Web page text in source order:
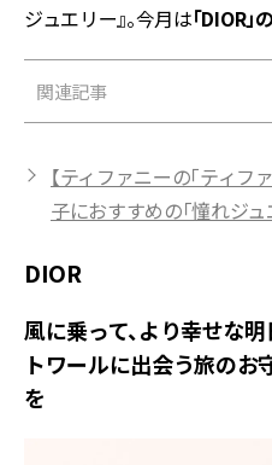
ジュエリー』。今月は「DIOR
関連記事
【ティファニーの「ティフ
子におすすめの「憧れジュ
DIOR
風に乗って、より幸せな
トワールに出会う旅のお
を